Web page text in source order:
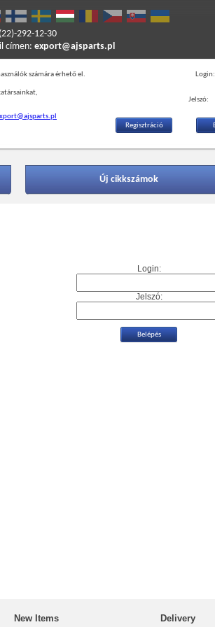
címen: export@ajsparts.pl
292-12-30
számára érhető el. Login:
Jelszó:
Regisztráció
Új cikkszámok
Login:
Jelszó:
New Items Delivery